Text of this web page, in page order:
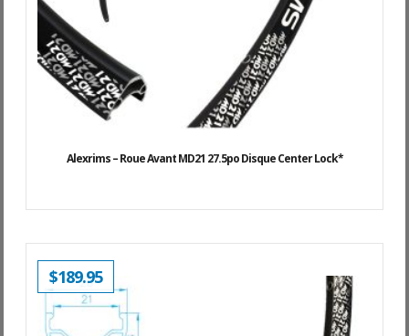
Alexrims – Roue Avant MD21 27.5po Disque Center Lock*
$189.95